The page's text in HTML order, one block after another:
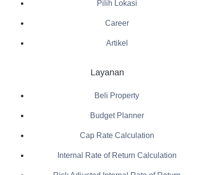
Pilih Lokasi
Career
Artikel
Layanan
Beli Property
Budget Planner
Cap Rate Calculation
Internal Rate of Return Calculation